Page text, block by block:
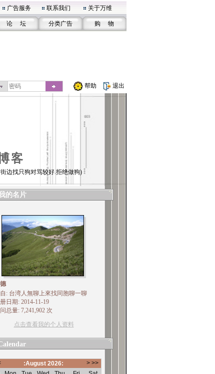
广告服务 联系我们 关于万维
论 坛 分类广告 购 物
帮助 退出
客
边找只狗对骂较好.拒绝做狗)
的名片
: 台湾人無聊上來找同胞聊一聊
日期: 2014-11-19
总量: 7,241,902 次
点击查看我的个人资料